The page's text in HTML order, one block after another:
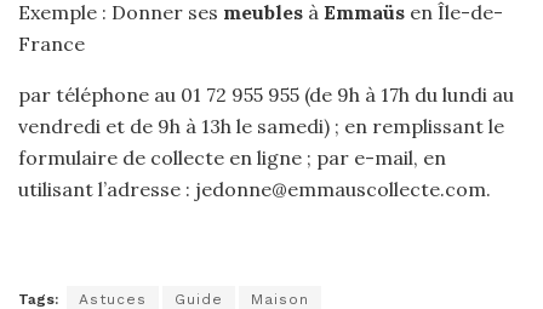
Exemple : Donner ses meubles à Emmaüs en Île-de-
France
par téléphone au 01 72 955 955 (de 9h à 17h du lundi au
vendredi et de 9h à 13h le samedi) ; en remplissant le
formulaire de collecte en ligne ; par e-mail, en
utilisant l’adresse : jedonne@emmauscollecte.com.
Tags: Astuces Guide Maison